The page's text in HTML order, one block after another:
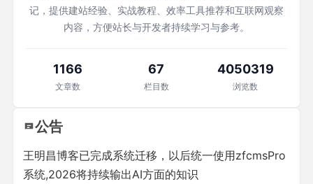
记，提供建站经验、实战教程、效率工具推荐和互联网观察
内容，方便站长与开发者持续学习与参考。
1166
文章数
67
栏目数
4050319
浏览数
公告
王明昌博客已完成系统迁移，以后统一使用zfcmsPro
系统,2026将持续输出AI方面的知识